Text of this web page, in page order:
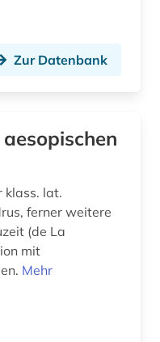
Zur Datenbank
klass. lat.
ferner weitere
(de La
mit
Mehr